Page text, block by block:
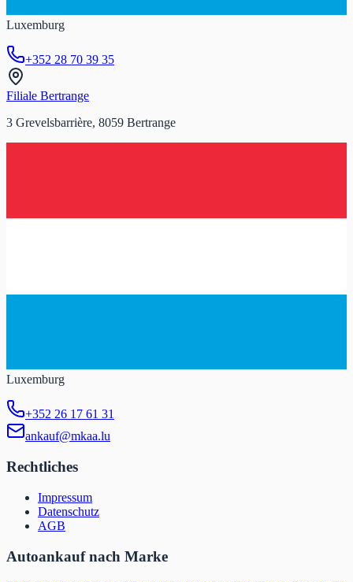
Luxemburg
+352 28 70 39 35
Filiale Bertrange
3 Grevelsbarrière, 8059 Bertrange
Luxemburg
+352 26 17 61 31
ankauf@mkaa.lu
Rechtliches
Impressum
Datenschutz
AGB
Autoankauf nach Marke